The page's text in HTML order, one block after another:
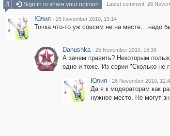
3 Sign in to share your opinion Latest comment: 26
Юлия · 25 November 2010, 13:14
Точка что-то уж совсем не на месте....надо
Danushka · 25 November 2010, 18:36
А зачем править? Некоторым
одно и тоже. Из серии "Сколько не
Юлия · 26 November 2010,
Да я к модераторам как
нужное место. Не могут